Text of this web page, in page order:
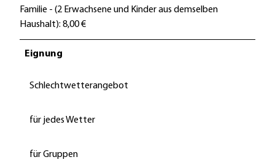
Familie - (2 Erwachsene und Kinder aus demselben
Haushalt): 8,00 €
Eignung
Schlechtwetterangebot
für jedes Wetter
für Gruppen